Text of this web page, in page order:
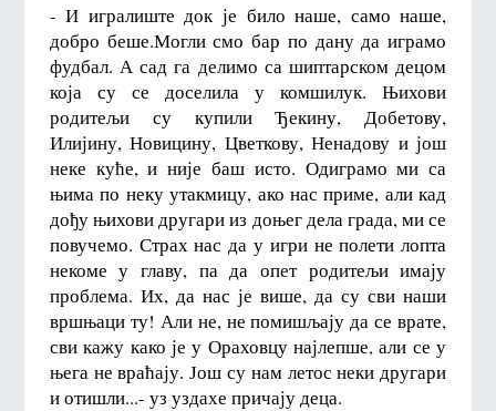
- И игралиште док је било наше, само наше,
добро беше.Могли смо бар по дану да играмо
фудбал. А сад га делимо са шиптарском децом
која су се доселила у комшилук. Њихови
родитељи су купили Ђекину, Добетову,
Илијину, Новицину, Цветкову, Ненадову и још
неке куће, и није баш исто. Одиграмо ми са
њима по неку утакмицу, ако нас приме, али кад
дођу њихови другари из доњег дела града, ми се
повучемо. Страх нас да у игри не полети лопта
некоме у главу, па да опет родитељи имају
проблема. Их, да нас је више, да су сви наши
вршњаци ту! Али не, не помишљају да се врате,
сви кажу како је у Ораховцу најлепше, али се у
њега не враћају. Још су нам летос неки другари
и отишли...- уз уздахе причају деца.